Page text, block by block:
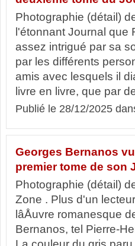
Photographie (détail)
l'étonnant Journal que
assez intrigué par sa
par les différents
amis avec lesquels il
livre en livre, que par
Publié le 28/12/2025
Georges Bernanos
premier tome de son
Photographie (détail)
Zone . Plus d'un
lâÅuvre
Bernanos, tel Pierre-